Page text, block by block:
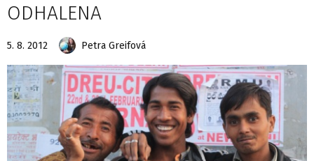
ODHALENA
5. 8. 2012 Petra Greifová